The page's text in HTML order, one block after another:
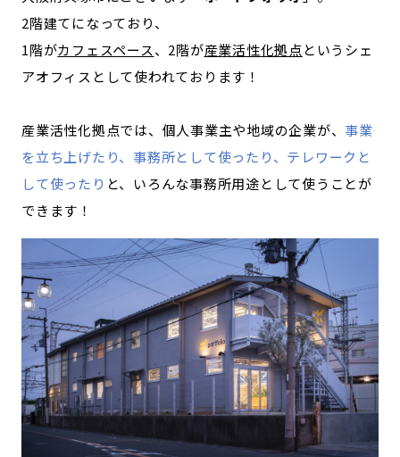
2階建てになっており、
1階がカフェスペース、2階が産業活性化拠点というシェ
アオフィスとして使われております！
産業活性化拠点では、個人事業主や地域の企業が、事業
を立ち上げたり、事務所として使ったり、テレワークと
して使ったり と、いろんな事務所用途として使うことが
できます！